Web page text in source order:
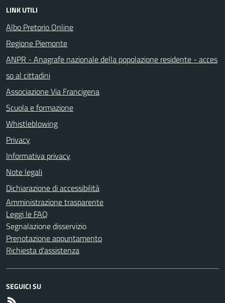
LINK UTILI
Albo Pretorio Online
Regione Piemonte
ANPR - Anagrafe nazionale della popolazione residente - acces
so al cittadini
Associazione Via Francigena
Scuola e formazione
Whistleblowing
Privacy
Informativa privacy
Note legali
Dichiarazione di accessibilità
Amministrazione trasparente
Leggi le FAQ
Segnalazione disservizio
Prenotazione appuntamento
Richiesta d'assistenza
SEGUICI SU